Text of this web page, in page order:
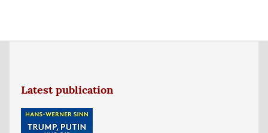
Latest publication